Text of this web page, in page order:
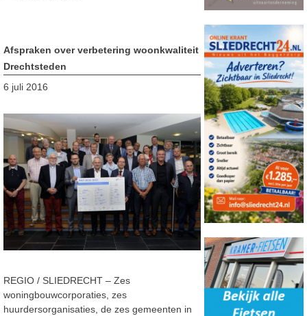
Afspraken over verbetering woonkwaliteit
Drechtsteden
6 juli 2016
REGIO / SLIEDRECHT – Zes
woningbouwcorporaties, zes
huurdersorganisaties, de zes gemeenten in